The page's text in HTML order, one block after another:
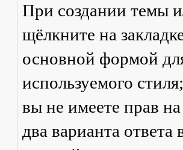
При создании темы
щёлкните на
основной формой
используемого
вы не имеете прав
два варианта